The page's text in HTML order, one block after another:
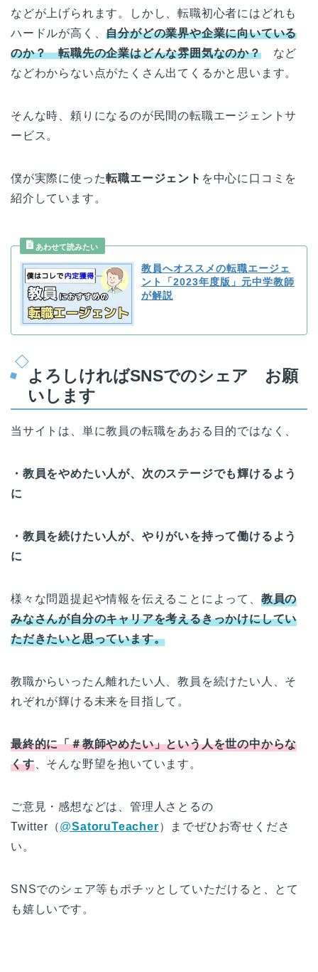
などが上げられます。しかし、転職初心者にはどれも
ハードルが高く、自分がどの業界や企業に向いている
のか？ 転職先の企業はどんな雰囲気なのか？など
などわからない点がたくさん出てくるかと思います。
そんな時、頼りになるのが民間の転職エージェントサ
ービス。
僕が実際に使った転職エージェント を中心に口コミを
紹介しています。
教員へオススメの転職エージェ
ント「2023年度版」元中学教師
が解説
よろしければSNSでのシェア お願
いします
当サイトは、単に教員の転職をあおる目的ではなく、
・教員をやめたい人が、次のステージでも輝けるよう
に
・教員を続けたい人が、やりがいを持って働けるよう
に
様々な問題提起や情報を伝えることによって、 教員の
みなさんが自分のキャリアを考えるきっかけにしてい
ただきたいと思っています。
教職からいったん離れたい人、教員を続けたい人、そ
れぞれが輝ける未来を目指して。
最終的に「＃教師やめたい」という人を世の中からな
くす、そんな野望を抱いています。
ご意見・感想などは、管理人さとるの
Twitter（@SatoruTeacher）までぜひお寄せくださ
い。
SNSでのシェア等もポチッとしていただけると、とて
も嬉しいです。